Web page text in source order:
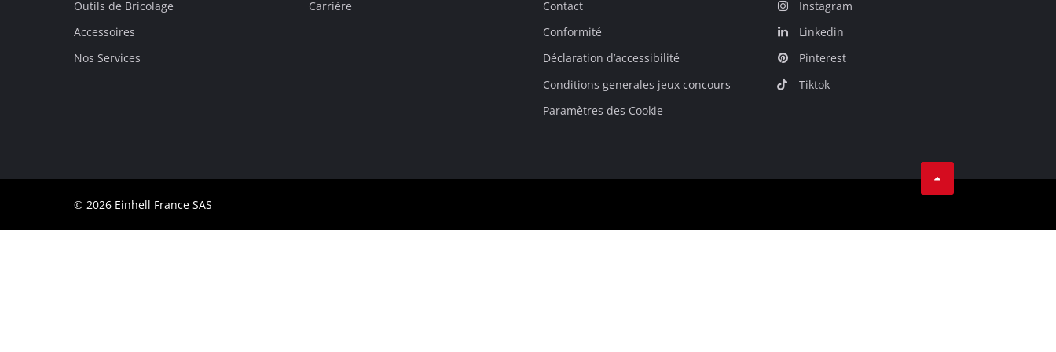
Outils de Bricolage
Accessoires
Nos Services
Carrière
Contact
Conformité
Déclaration d’accessibilité
Conditions generales jeux concours
Paramètres des Cookie
Instagram
Linkedin
Pinterest
Tiktok
© 2026 Einhell France SAS